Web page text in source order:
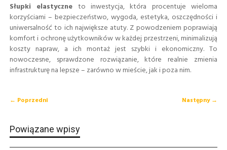
Słupki elastyczne to inwestycja, która procentuje wieloma
korzyściami – bezpieczeństwo, wygoda, estetyka, oszczędności i
uniwersalność to ich największe atuty. Z powodzeniem poprawiają
komfort i ochronę użytkowników w każdej przestrzeni, minimalizują
koszty napraw, a ich montaż jest szybki i ekonomiczny. To
nowoczesne, sprawdzone rozwiązanie, które realnie zmienia
infrastrukturę na lepsze – zarówno w mieście, jak i poza nim.
← Poprzedni Następny →
Powiązane wpisy